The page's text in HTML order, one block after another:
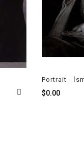
Portrait - İsmet Doğan
$0.00